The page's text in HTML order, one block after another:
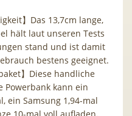
】Das 13,7cm lange,
hält laut unseren Tests
stand und ist damit
bestens geeignet.
】Diese handliche
Powerbank kann ein
ein Samsung 1,94-mal